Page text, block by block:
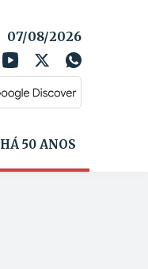
07/08/2026
HÁ 50 ANOS